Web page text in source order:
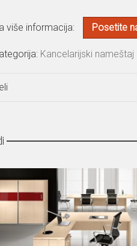
više informacija: Posetite
Kancelarijski nameštaj